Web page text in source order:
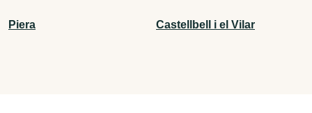
Piera Castellbell i el Vilar